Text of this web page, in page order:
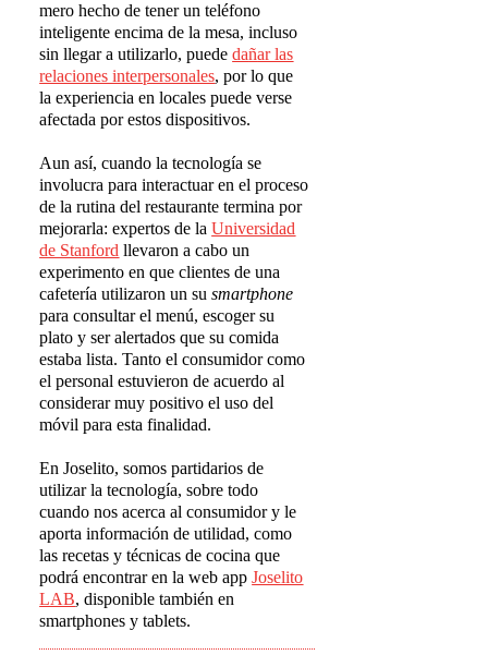
mero hecho de tener un teléfono
inteligente encima de la mesa, incluso
sin llegar a utilizarlo, puededañar las
relaciones interpersonales, por lo que
la experiencia en locales puede verse
afectada por estos dispositivos.
Aun así, cuando la tecnología se
involucra para interactuar en el proceso
de la rutina del restaurante termina por
mejorarla: expertos de laUniversidad
de Stanford llevaron a cabo un
experimento en que clientes de una
cafetería utilizaron un susmartphone
para consultar el menú, escoger su
plato y ser alertados que su comida
estaba lista. Tanto el consumidor como
el personal estuvieron de acuerdo al
considerar muy positivo el uso del
móvil para esta finalidad.
En Joselito, somos partidarios de
utilizar la tecnología, sobre todo
cuando nos acerca al consumidor y le
aporta información de utilidad, como
las recetas y técnicas de cocina que
podrá encontrar en la web appJoselito
LAB, disponible también en
smartphones y tablets.